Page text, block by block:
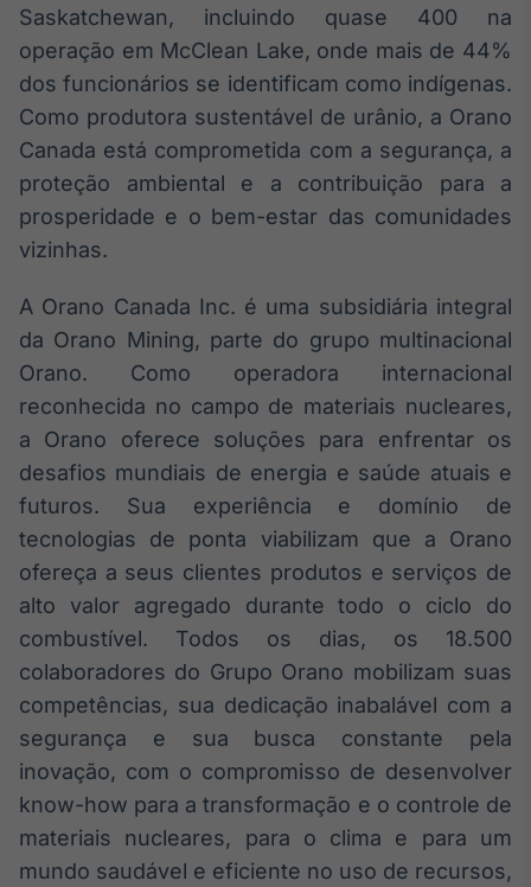
BroadFast
Em breve
Gestão de
Tokenização
de ativos
Em breve
Crédito
Em breve
Saskatchewan, incluindo quase 400 na
operação em McClean Lake, onde mais de 44%
dos funcionários se identificam como indígenas.
Como produtora sustentável de urânio, a Orano
Canada está comprometida com a segurança, a
proteção ambiental e a contribuição para a
prosperidade e o bem-estar das comunidades
vizinhas.
A Orano Canada Inc. é uma subsidiária integral
da Orano Mining, parte do grupo multinacional
Orano. Como operadora internacional
reconhecida no campo de materiais nucleares,
a Orano oferece soluções para enfrentar os
desafios mundiais de energia e saúde atuais e
futuros. Sua experiência e domínio de
tecnologias de ponta viabilizam que a Orano
ofereça a seus clientes produtos e serviços de
alto valor agregado durante todo o ciclo do
combustível. Todos os dias, os 18.500
colaboradores do Grupo Orano mobilizam suas
competências, sua dedicação inabalável com a
segurança e sua busca constante pela
inovação, com o compromisso de desenvolver
know-how para a transformação e o controle de
materiais nucleares, para o clima e para um
mundo saudável e eficiente no uso de recursos,